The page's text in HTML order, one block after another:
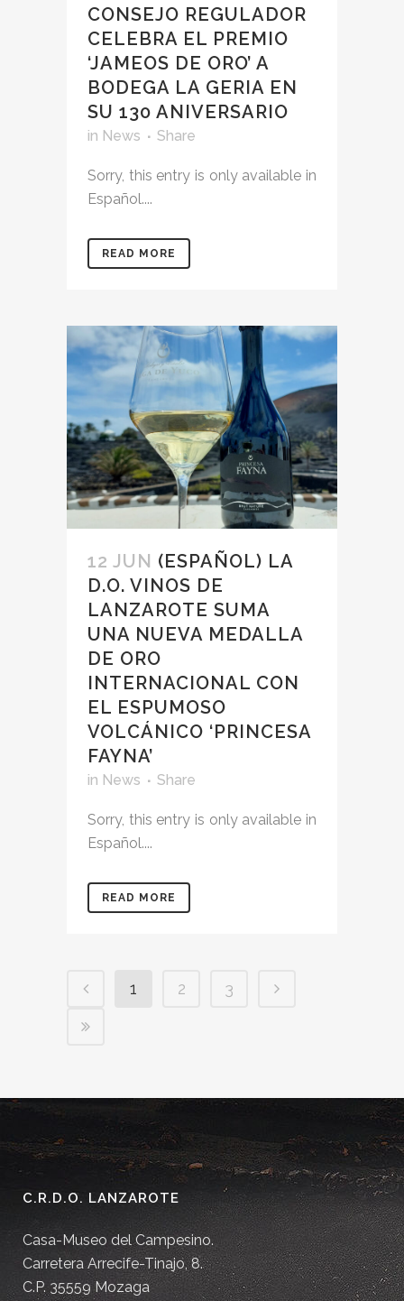
CONSEJO REGULADOR
CELEBRA EL PREMIO
‘JAMEOS DE ORO’ A
BODEGA LA GERIA EN
SU 130 ANIVERSARIO
in News Share
Sorry, this entry is only available in
Español....
READ MORE
12 JUN (ESPAÑOL) LA
D.O. VINOS DE
LANZAROTE SUMA
UNA NUEVA MEDALLA
DE ORO
INTERNACIONAL CON
EL ESPUMOSO
VOLCÁNICO ‘PRINCESA
FAYNA’
in News Share
Sorry, this entry is only available in
Español....
READ MORE
1 2 3
C.R.D.O. LANZAROTE
Casa-Museo del Campesino.
Carretera Arrecife-Tinajo, 8.
C.P. 35559 Mozaga